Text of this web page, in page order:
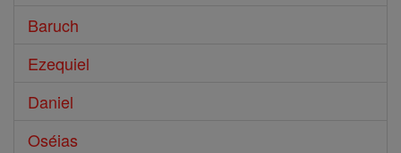
Baruch
Ezequiel
Daniel
Oséias